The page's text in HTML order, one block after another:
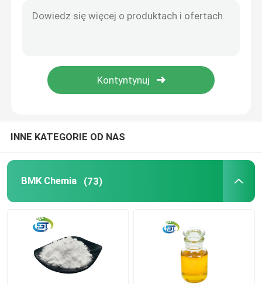
Poprosić o wycenę
Surowiec API
INNE KATEGORIE OD NAS
BMK Chemia (73)